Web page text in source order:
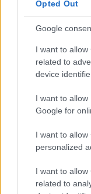
Opted Out
Google
I want to
related to
device
I want to
Google for
I want to
personalized
I want to
related to
kisa
TEKIJÄ
06.04.2025
Tämän